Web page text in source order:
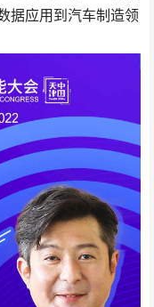
据应用到汽车制造领